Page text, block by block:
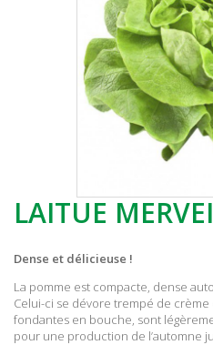
LAITUE
Dense et délicieuse !
La pomme est compacte, dense
Celui-ci se dévore trempé de
fondantes en bouche, sont
pour une production de l’automne